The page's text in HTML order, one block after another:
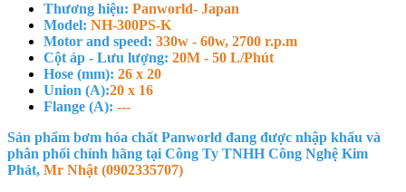
Thương hiệu: Panworld- Japan
Model: NH-300PS-K
Motor and speed: 330w - 60w, 2700 r.p.m
Cột áp - Lưu lượng: 20M - 50 L/Phút
Hose (mm): 26 x 20
Union (A):20 x 16
Flange (A): ---
Sản phẩm bơm hóa chất Panworld đang được nhập khẩu và
phân phối chính hãng tại Công Ty TNHH Công Nghệ Kim
Phát, Mr Nhật (0902335707)